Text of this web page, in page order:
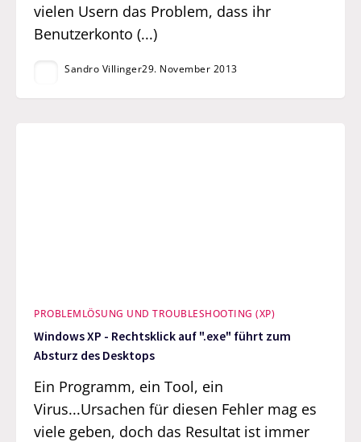
vielen Usern das Problem, dass ihr
Benutzerkonto (...)
Sandro Villinger29. November 2013
PROBLEMLÖSUNG UND TROUBLESHOOTING (XP)
Windows XP - Rechtsklick auf ".exe" führt zum
Absturz des Desktops
Ein Programm, ein Tool, ein
Virus...Ursachen für diesen Fehler mag es
viele geben, doch das Resultat ist immer